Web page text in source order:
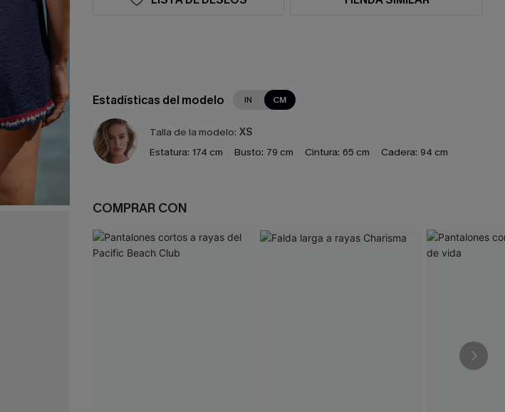
Estadísticas del modelo IN CM
Talla de la modelo: XS
Estatura: 174 cm Busto: 79 cm Cintura: 65 cm Cadera: 94 cm
COMPRAR CON